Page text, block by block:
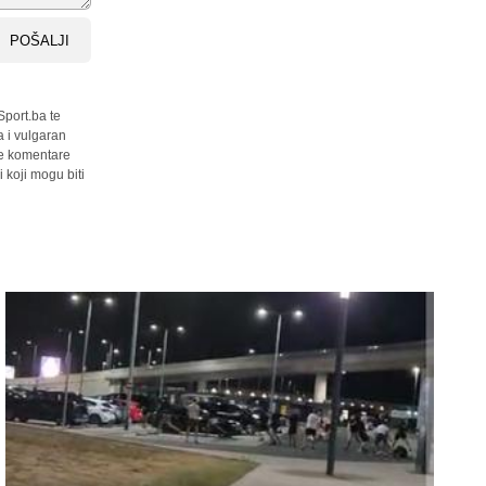
POŠALJI
te
i vulgaran
komentare
koji mogu biti